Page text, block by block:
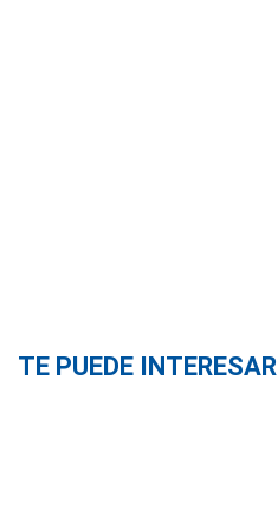
TE PUEDE INTERESAR